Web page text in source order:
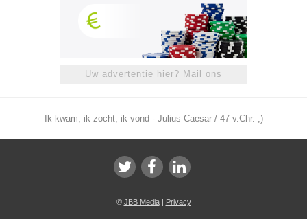
Uw advertentie hier? Mail ons
Ik kwam, ik zocht, ik vond - Julius Caesar / 47 v.Chr. ;)
© JBB Media| Privacy